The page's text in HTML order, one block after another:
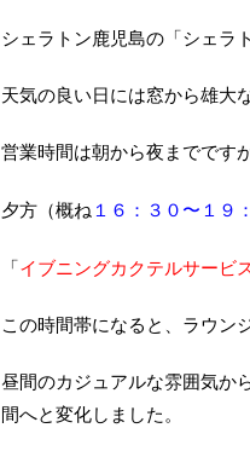
シェラトン鹿児島の「シェラ
天気の良い日には窓から雄大
営業時間は朝から夜までです
夕方（概ね１６：３０〜１９
「イブニングカクテルサービ
この時間帯になると、ラウン
昼間のカジュアルな雰囲気か
間へと変化しました。